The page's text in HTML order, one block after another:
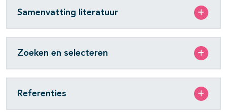
Samenvatting literatuur
Zoeken en selecteren
Referenties